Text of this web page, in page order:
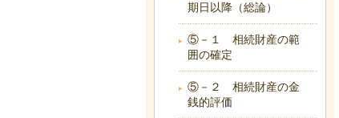
期日以降（総論）
⑤－１ 相続財産の範
囲の確定
⑤－２ 相続財産の金
銭的評価